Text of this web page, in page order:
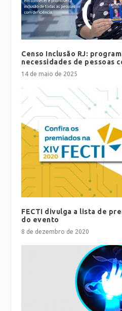
Censo Inclusão RJ:
necessidades de pessoas
14 de maio de 2025
FECTI divulga a lista de
do evento
8 de dezembro de 2020